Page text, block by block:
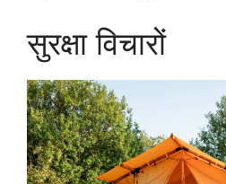
सुरक्षा विचारों